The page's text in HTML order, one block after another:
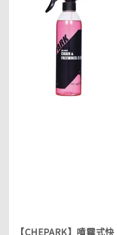
【CHEPARK】噴霧式快